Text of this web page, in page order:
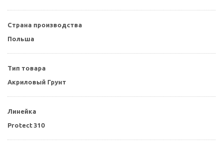
Страна производства
Польша
Тип товара
Акриловый Грунт
Линейка
Protect 310